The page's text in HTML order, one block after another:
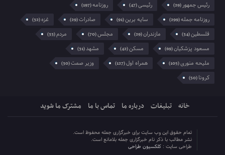
رئیس جمهور(29) رئیسی(47) روزنامه(197)
روزنامه جمله(299) سایه برین(91) صادرات(29) غزه(32)
فلسطین(34) مازندران(29) مجلس(70) مردم(33)
مسعود پزشکیان(69) مسکن(42) مشهد(31)
ملیحه منوری(105) همراه اول(127) وزیر صمت(30)
کرونا(50)
خانه تبلیغات درباره ما تماس با ما مشترک ما شوید
تمام حقوق این وب سایت برای خبرگزاری جمله محفوظ است.
نشر مطالب با ذکر نام خبرگزاری جمله بلامانع است.
طراحی سایت : کلکسیون طراحی